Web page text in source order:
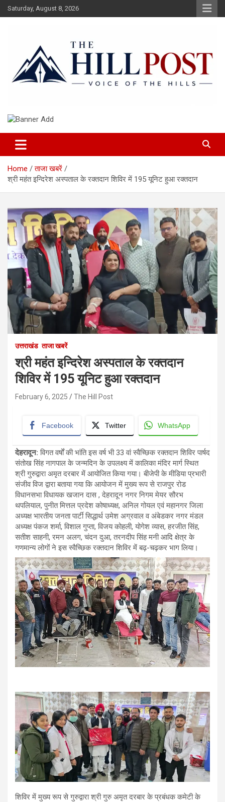
Skip
to
Saturday, August 8, 2026
The Hillpost
Home
ताजा खबरें
श्री महंत इन्दिरेश अस्पताल के रक्तदान शिविर में 195 यूनिट हुआ रक्तदान
उत्तराखंड ताजा खबरें
श्री महंत इन्दिरेश अस्पताल के रक्तदान
शिविर में 195 यूनिट हुआ रक्तदान
February 6, 2025 The Hill Post
Facebook Twitter WhatsApp
देहरादून: विगत वर्षों की भांति इस वर्ष भी 33 वां स्वैच्छिक रक्तदान शिविर पार्षद
संतोख सिंह नागपाल के जन्मदिन के उपलक्ष्य में कालिका मंदिर मार्ग स्थित
श्री गुरुद्वारा अमृत दरबार में आयोजित किया गया। बीजेपी के मीडिया प्रभारी
संजीव विज द्वारा बताया गया कि आयोजन में मुख्य रूप से राजपुर रोड
विधानसभा विधायक खजान दास , देहरादून नगर निगम मेयर सौरभ
थपलियाल, पुनीत मित्तल प्रदेश कोषाध्यक्ष, अनिल गोयल एवं महानगर जिला
अध्यक्ष भारतीय जनता पार्टी सिद्धार्थ उमेश अग्रवाल व अंबेडकर नगर मंडल
अध्यक्ष पंकज शर्मा, विशाल गुप्ता, विजय कोहली, योगेश व्यास, हरजीत सिंह,
सतीश साहनी, रमन अलग, चंदन दुआ, तरनदीप सिंह मनी आदि क्षेत्र के
गणमान्य लोगों ने इस स्वैच्छिक रक्तदान शिविर में बढ़-चढ़कर भाग लिया।
शिविर में मुख्य रूप से गुरुद्वारा श्री गुरु अमृत दरबार के प्रबंधक कमेटी के